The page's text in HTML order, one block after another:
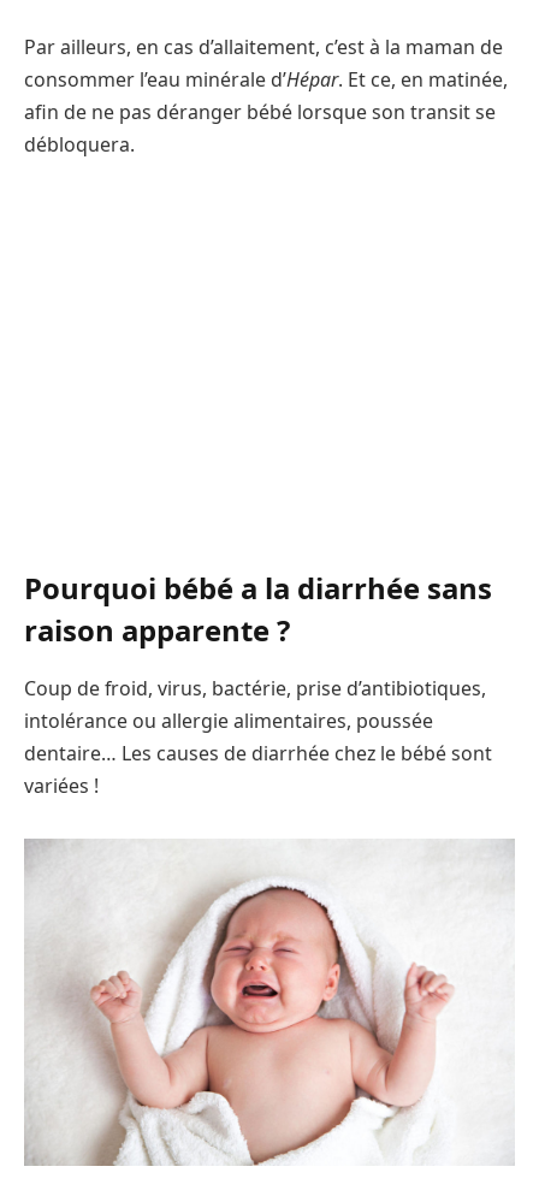
Par ailleurs, en cas d’allaitement, c’est à la maman de
consommer l’eau minérale d’Hépar. Et ce, en matinée,
afin de ne pas déranger bébé lorsque son transit se
débloquera.
Pourquoi bébé a la diarrhée sans
raison apparente ?
Coup de froid, virus, bactérie, prise d’antibiotiques,
intolérance ou allergie alimentaires, poussée
dentaire… Les causes de diarrhée chez le bébé sont
variées !